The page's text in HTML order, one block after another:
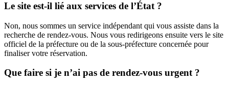
Le site est-il lié aux services de l’État ?
Non, nous sommes un service indépendant qui vous assiste dans la
recherche de rendez-vous. Nous vous redirigeons ensuite vers le site
officiel de la préfecture ou de la sous-préfecture concernée pour
finaliser votre réservation.
Que faire si je n’ai pas de rendez-vous urgent ?